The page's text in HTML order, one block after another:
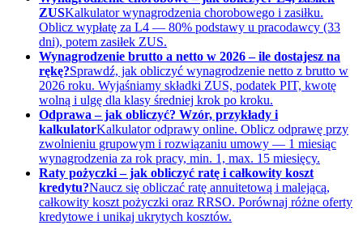
ZUSKalkulator wynagrodzenia chorobowego i zasiłku.
Oblicz wypłatę za L4 — 80% podstawy u pracodawcy (33
dni), potem zasiłek ZUS.
Wynagrodzenie brutto a netto w 2026 – ile dostajesz na
rękę?Sprawdź, jak obliczyć wynagrodzenie netto z brutto w
2026 roku. Wyjaśniamy składki ZUS, podatek PIT, kwotę
wolną i ulgę dla klasy średniej krok po kroku.
Odprawa – jak obliczyć? Wzór, przykłady i
kalkulatorKalkulator odprawy online. Oblicz odprawę przy
zwolnieniu grupowym i rozwiązaniu umowy — 1 miesiąc
wynagrodzenia za rok pracy, min. 1, max. 15 miesięcy.
Raty pożyczki – jak obliczyć ratę i całkowity koszt
kredytu?Naucz się obliczać ratę annuitetową i malejącą,
całkowity koszt pożyczki oraz RRSO. Porównaj różne oferty
kredytowe i unikaj ukrytych kosztów.